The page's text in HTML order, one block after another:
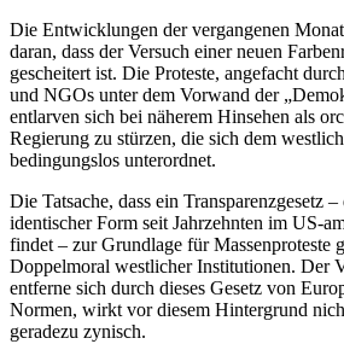
Die Entwicklungen der vergangenen
daran, dass der Versuch einer neuen
gescheitert ist. Die Proteste, angefacht
und NGOs unter dem Vorwand der
entlarven sich bei näherem Hinsehen als
Regierung zu stürzen, die sich dem
bedingungslos unterordnet.
Die Tatsache, dass ein Transparenzgesetz
identischer Form seit Jahrzehnten im US-
findet – zur Grundlage für Massenproteste
Doppelmoral westlicher Institutionen. Der
entferne sich durch dieses Gesetz von
Normen, wirkt vor diesem Hintergrund
geradezu zynisch.